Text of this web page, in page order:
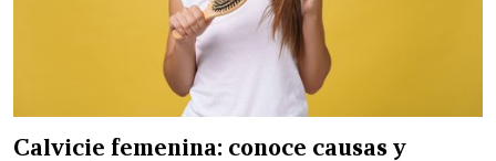
Calvicie femenina: conoce causas y